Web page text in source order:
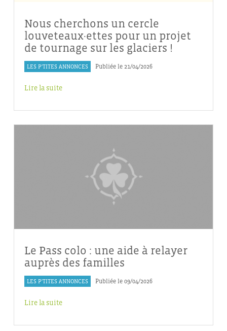
Nous cherchons un cercle
louveteaux·ettes pour un projet
de tournage sur les glaciers !
LES P'TITES ANNONCES Publiée le 21/04/2026
Lire la suite
Le Pass colo : une aide à relayer
auprès des familles
LES P'TITES ANNONCES Publiée le 09/04/2026
Lire la suite